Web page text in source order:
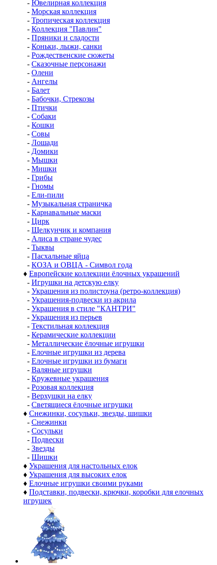
- Ювелирная коллекция
- Морская коллекция
- Тропическая коллекция
- Коллекция "Павлин"
- Пряники и сладости
- Коньки, лыжи, санки
- Рождественские сюжеты
- Сказочные персонажи
- Олени
- Ангелы
- Балет
- Бабочки, Стрекозы
- Птички
- Собаки
- Кошки
- Совы
- Лошади
- Домики
- Мышки
- Мишки
- Грибы
- Гномы
- Ели-пили
- Музыкальная страничка
- Карнавальные маски
- Цирк
- Щелкунчик и компания
- Алиса в стране чудес
- Тыквы
- Пасхальные яйца
- КОЗА и ОВЦА - Символ года
♦ Европейские коллекции ёлочных украшений
- Игрушки на детскую елку
- Украшения из полистоуна (ретро-коллекция)
- Украшения-подвески из акрила
- Украшения в стиле "КАНТРИ"
- Украшения из перьев
- Текстильная коллекция
- Керамические коллекции
- Металлические ёлочные игрушки
- Елочные игрушки из дерева
- Елочные игрушки из бумаги
- Валяные игрушки
- Кружевные украшения
- Розовая коллекция
- Верхушки на елку
- Светящиеся ёлочные игрушки
♦ Снежинки, сосульки, звезды, шишки
- Снежинки
- Сосульки
- Подвески
- Звезды
- Шишки
♦ Украшения для настольных елок
♦ Украшения для высоких елок
♦ Елочные игрушки своими руками
♦ Подставки, подвески, крючки, коробки для елочных
игрушек